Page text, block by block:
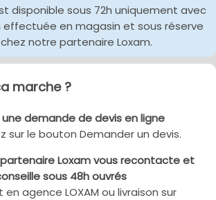
disponible sous 72h uniquement avec
effectuée en magasin et sous réserve
notre partenaire Loxam.
marche ?
demande de devis en ligne
sur le bouton Demander un devis.
Loxam vous recontacte et
sous 48h ouvrés
en agence LOXAM ou livraison sur